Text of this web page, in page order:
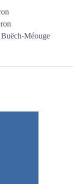
Méouge